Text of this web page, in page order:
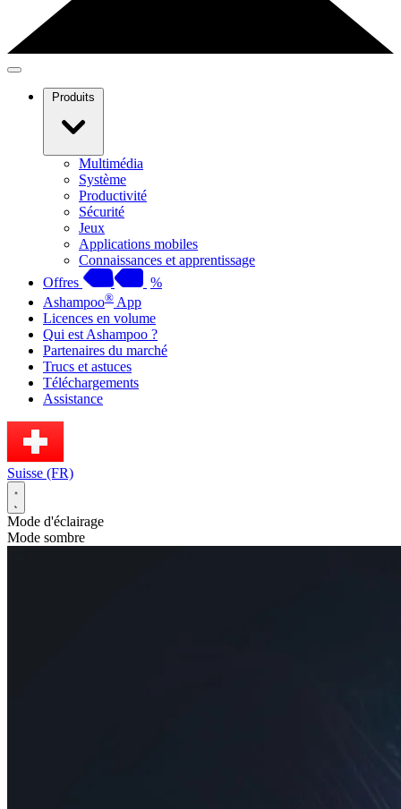
Produits
Multimédia
Système
Productivité
Sécurité
Jeux
Applications mobiles
Connaissances et apprentissage
Offres
%
Ashampoo® App
Licences en volume
Qui est Ashampoo ?
Partenaires du marché
Trucs et astuces
Téléchargements
Assistance
Suisse (FR)
Mode d'éclairage
Mode sombre